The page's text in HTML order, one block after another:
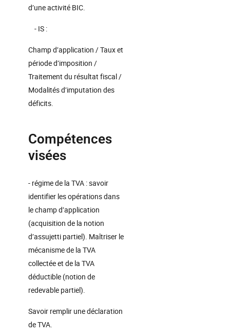
d’une activité BIC.
- IS :
Champ d’application / Taux et
période d’imposition /
Traitement du résultat fiscal /
Modalités d’imputation des
déficits.
Compétences
visées
- régime de la TVA : savoir
identifier les opérations dans
le champ d’application
(acquisition de la notion
d’assujetti partiel). Maîtriser le
mécanisme de la TVA
collectée et de la TVA
déductible (notion de
redevable partiel).
Savoir remplir une déclaration
de TVA.